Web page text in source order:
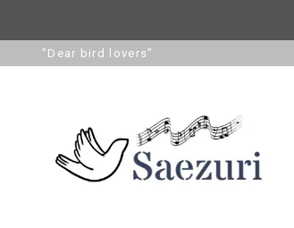
”Dear bird lovers”